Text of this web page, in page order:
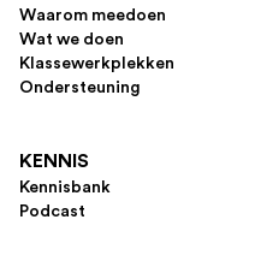
Waarom meedoen
Wat we doen
Klassewerkplekken
Ondersteuning
KENNIS
Kennisbank
Podcast